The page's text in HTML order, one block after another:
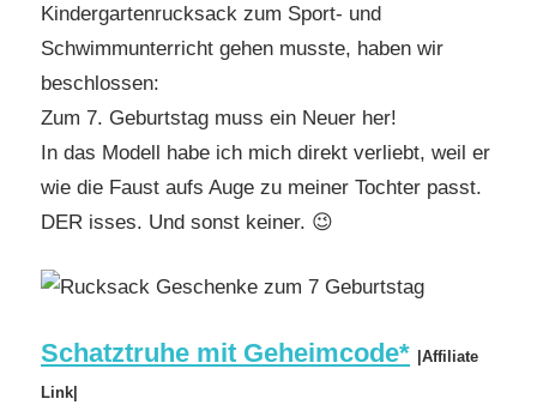
Kindergartenrucksack zum Sport- und
Schwimmunterricht gehen musste, haben wir
beschlossen:
Zum 7. Geburtstag muss ein Neuer her!
In das Modell habe ich mich direkt verliebt, weil er
wie die Faust aufs Auge zu meiner Tochter passt.
DER isses. Und sonst keiner. 😉
Schatztruhe mit Geheimcode* |Affiliate
Link|